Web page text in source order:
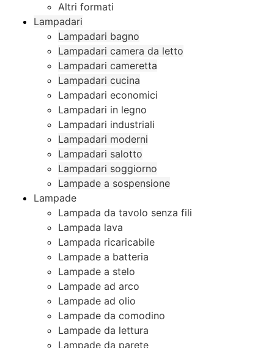
Altri formati
Lampadari
Lampadari bagno
Lampadari camera da letto
Lampadari cameretta
Lampadari cucina
Lampadari economici
Lampadari in legno
Lampadari industriali
Lampadari moderni
Lampadari salotto
Lampadari soggiorno
Lampade a sospensione
Lampade
Lampada da tavolo senza fili
Lampada lava
Lampada ricaricabile
Lampade a batteria
Lampade a stelo
Lampade ad arco
Lampade ad olio
Lampade da comodino
Lampade da lettura
Lampade da parete